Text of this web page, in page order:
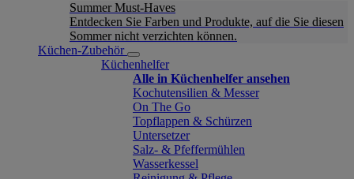
Summer Must-Haves
Entdecken Sie Farben und Produkte, auf die Sie diesen
Sommer nicht verzichten können.
Küchen-Zubehör
Küchenhelfer
Alle in Küchenhelfer ansehen
Kochutensilien & Messer
On The Go
Topflappen & Schürzen
Untersetzer
Salz- & Pfeffermühlen
Wasserkessel